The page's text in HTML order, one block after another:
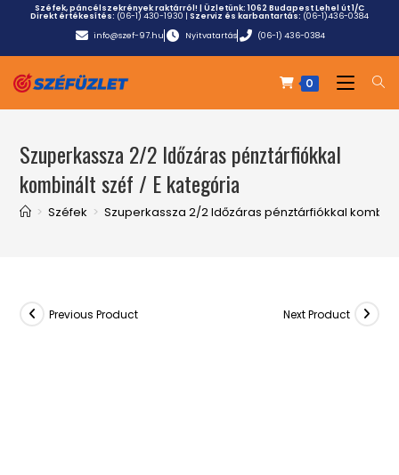
Széfek, páncélszekrények raktárról! | Üzletünk:1062 Budapest Lehel út 1/C
Direkt értékesítés: (06-1) 430-1930 | Szerviz és karbantartás: (06-1)436-0384
info@szef-97.hu
Nyitvatartás (06-1) 436-0384
0
Szuperkassza 2/2 Időzáras pénztárfiókkal
kombinált széf / E kategória
> Széfek > Szuperkassza 2/2 Időzáras pénztárfiókkal
Previous Product Next Product